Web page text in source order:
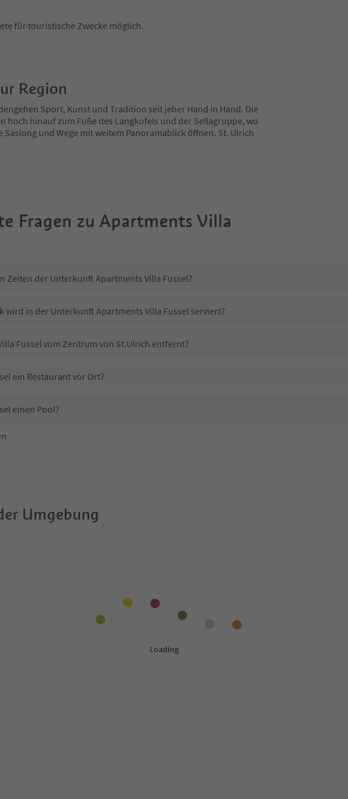
für touristische Zwecke möglich.
Region
Sport, Kunst und Tradition seit jeher Hand in Hand. Die
hoch hinauf zum Fuße des Langkofels und der Sellagruppe, wo
Saslong und Wege mit weitem Panoramablick öffnen. St. Ulrich
Fragen zu Apartments Villa
Zeiten der Unterkunft Apartments Villa Fussel?
wird in der Unterkunft Apartments Villa Fussel serviert?
Fussel vom Zentrum von St.Ulrich entfernt?
ein Restaurant vor Ort?
einen Pool?
Apartments Villa Fussel erlaubt?
Villa Fussel?
Umgebung